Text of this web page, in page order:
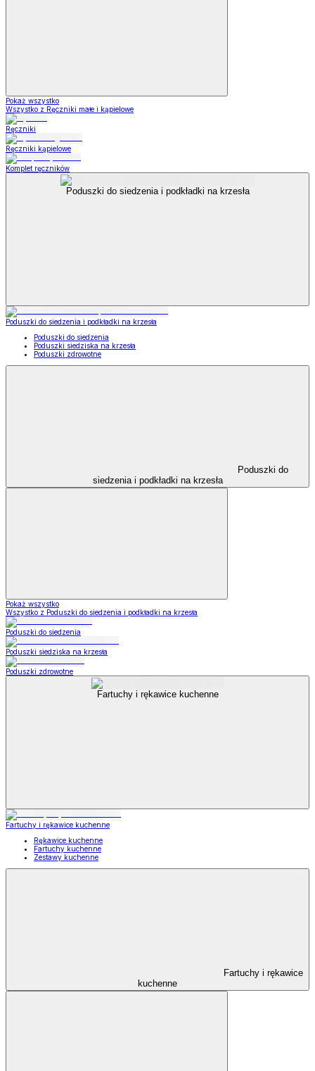
Pokaż wszystko
Wszystko z Ręczniki małe i kąpielowe
Ręczniki
Ręczniki kąpielowe
Komplet ręczników
Poduszki do siedzenia i podkładki na krzesła
Poduszki do siedzenia i podkładki na krzesła
Poduszki do siedzenia
Poduszki siedziska na krzesła
Poduszki zdrowotne
Poduszki do
siedzenia i podkładki na krzesła
Pokaż wszystko
Wszystko z Poduszki do siedzenia i podkładki na krzesła
Poduszki do siedzenia
Poduszki siedziska na krzesła
Poduszki zdrowotne
Fartuchy i rękawice kuchenne
Fartuchy i rękawice kuchenne
Rękawice kuchenne
Fartuchy kuchenne
Zestawy kuchenne
Fartuchy i rękawice
kuchenne